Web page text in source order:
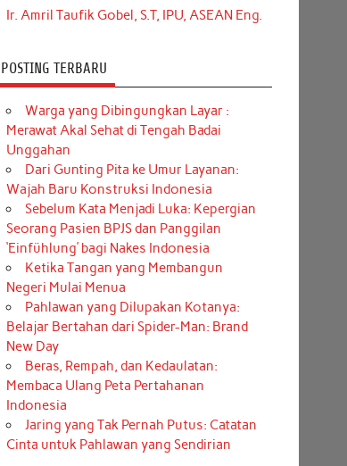
Ir. Amril Taufik Gobel, S.T, IPU, ASEAN Eng.
POSTING TERBARU
Warga yang Dibingungkan Layar :
Merawat Akal Sehat di Tengah Badai
Unggahan
Dari Gunting Pita ke Umur Layanan:
Wajah Baru Konstruksi Indonesia
Sebelum Kata Menjadi Luka: Kepergian
Seorang Pasien BPJS dan Panggilan
‘Einfühlung’ bagi Nakes Indonesia
Ketika Tangan yang Membangun
Negeri Mulai Menua
Pahlawan yang Dilupakan Kotanya:
Belajar Bertahan dari Spider-Man: Brand
New Day
Beras, Rempah, dan Kedaulatan:
Membaca Ulang Peta Pertahanan
Indonesia
Jaring yang Tak Pernah Putus: Catatan
Cinta untuk Pahlawan yang Sendirian